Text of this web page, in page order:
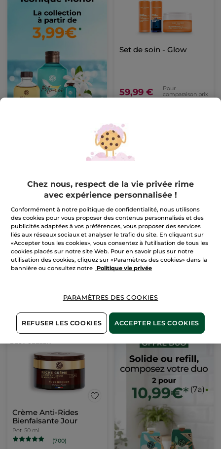
Set de soin - Glow
59,99 €
Pour
comparaison prix
tarif: 121,70 €
1+1 Crème Booster
Éclat
PANIER
Rituel Riche Creme
PANIER
Crème Anti-Rides
Bienfaisante Jour
Pot 50 ml
(700)
Chez nous, respect de la vie privée rime
avec expérience personnalisée !
Conformément à notre politique de confidentialité, nous utilisons
des cookies pour vous proposer des contenus personnalisés et des
publicités adaptées à vos préférences, vous proposer des services
liés aux réseaux sociaux et analyser le trafic du site. En cliquant sur
«Accepter tous les cookies», vous consentez à l'utilisation de tous les
cookies placés sur notre site Web. Pour en savoir plus sur notre
utilisation des cookies, cliquez sur «Paramètres des cookies» dans la
bannière ou consultez notre
Politique vie privée
PARAMÈTRES DES COOKIES
REFUSER LES COOKIES ACCEPTER LES COOKIES